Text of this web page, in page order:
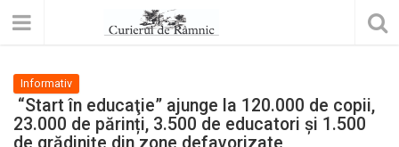
Informativ
“Start în educaţie” ajunge la 120.000 de copii,
23.000 de părinți, 3.500 de educatori și 1.500